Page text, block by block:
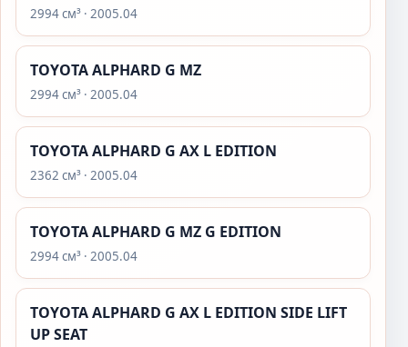
2994 см³ · 2005.04
TOYOTA ALPHARD G MZ
2994 см³ · 2005.04
TOYOTA ALPHARD G AX L EDITION
2362 см³ · 2005.04
TOYOTA ALPHARD G MZ G EDITION
2994 см³ · 2005.04
TOYOTA ALPHARD G AX L EDITION SIDE LIFT
UP SEAT